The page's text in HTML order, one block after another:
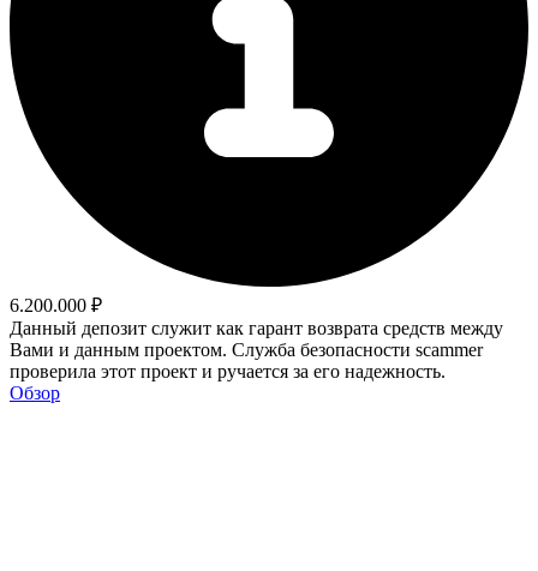
6.200.000 ₽
Данный депозит служит как гарант возврата средств между
Вами и данным проектом. Служба безопасности scammer
проверила этот проект и ручается за его надежность.
Обзор